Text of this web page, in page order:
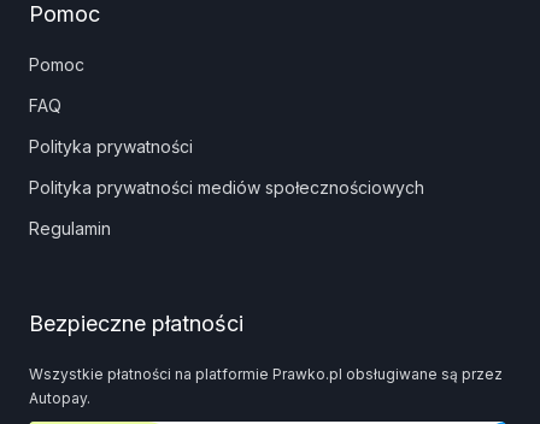
Pomoc
Pomoc
FAQ
Polityka prywatności
Polityka prywatności mediów społecznościowych
Regulamin
Bezpieczne płatności
Wszystkie płatności na platformie Prawko.pl obsługiwane są przez
Autopay.